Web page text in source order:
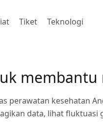
Tiket Teknologi
perawatan kesehatan
data, lihat fluktuasi